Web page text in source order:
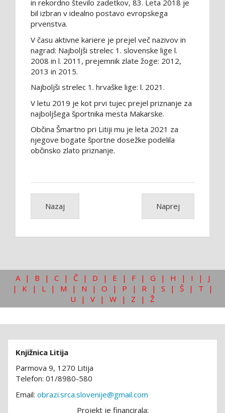
in rekordno število zadetkov, 83. Leta 2018 je
bil izbran v idealno postavo evropskega
prvenstva.
V času aktivne kariere je prejel več nazivov in
nagrad: Najboljši strelec 1. slovenske lige l.
2008 in l. 2011, prejemnik zlate žoge: 2012,
2013 in 2015.
Najboljši strelec 1. hrvaške lige: l. 2021.
V letu 2019 je kot prvi tujec prejel priznanje za
najboljšega športnika mesta Makarske.
Občina Šmartno pri Litiji mu je leta 2021 za
njegove bogate športne dosežke podelila
občinsko zlato priznanje.
Nazaj Naprej
A | B | C | Č | D | E | F | G | H | I |
J
|
K | L | M | N | O | P | R | S | Š | T
|
U
| V | W | Z | Ž
Knjižnica Litija
Parmova 9, 1270 Litija
Telefon: 01/8980-580
Email: obrazi.srca.slovenije@gmail.com
Projekt je financirala: